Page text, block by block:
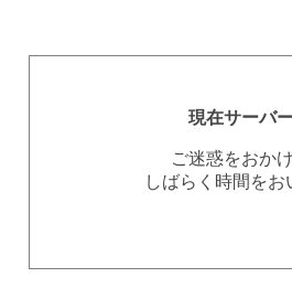
現在サーバ
ご迷惑をおか
しばらく時間を